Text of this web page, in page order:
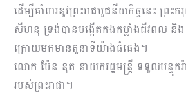
ដើម្បីគាំពារនូវព្រះរាជបូជនីយកិច្ចនេះ ព្រះ
សីហនុ ទ្រង់បានបង្កើតកងកម្លាំងជីវពល និង
ក្រោយមកមានតួនាទីយ៉ាងធំធេង។
លោក ប៉ែន នុត នាយករដ្ឋមន្ត្រី ទទួលបន្ទុក
របស់ព្រះរាជា។